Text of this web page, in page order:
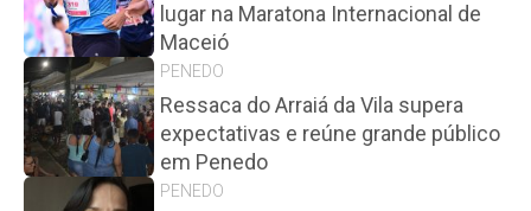
lugar na Maratona Internacional de
Maceió
PENEDO
Ressaca do Arraiá da Vila supera
expectativas e reúne grande público
em Penedo
PENEDO